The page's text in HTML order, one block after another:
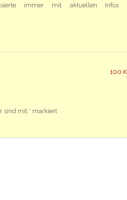
immer mit aktuellen
100
sind mit * markiert